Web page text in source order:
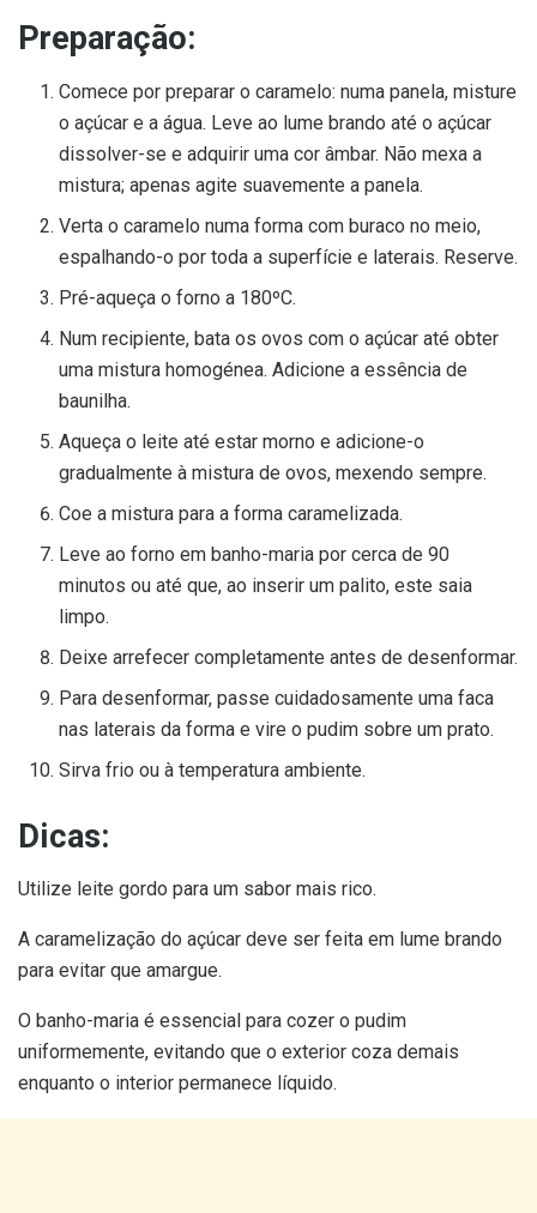
Preparação:
Comece por preparar o caramelo: numa panela, misture
o açúcar e a água. Leve ao lume brando até o açúcar
dissolver-se e adquirir uma cor âmbar. Não mexa a
mistura; apenas agite suavemente a panela.
Verta o caramelo numa forma com buraco no meio,
espalhando-o por toda a superfície e laterais. Reserve.
Pré-aqueça o forno a 180ºC.
Num recipiente, bata os ovos com o açúcar até obter
uma mistura homogénea. Adicione a essência de
baunilha.
Aqueça o leite até estar morno e adicione-o
gradualmente à mistura de ovos, mexendo sempre.
Coe a mistura para a forma caramelizada.
Leve ao forno em banho-maria por cerca de 90
minutos ou até que, ao inserir um palito, este saia
limpo.
Deixe arrefecer completamente antes de desenformar.
Para desenformar, passe cuidadosamente uma faca
nas laterais da forma e vire o pudim sobre um prato.
Sirva frio ou à temperatura ambiente.
Dicas:
Utilize leite gordo para um sabor mais rico.
A caramelização do açúcar deve ser feita em lume brando
para evitar que amargue.
O banho-maria é essencial para cozer o pudim
uniformemente, evitando que o exterior coza demais
enquanto o interior permanece líquido.